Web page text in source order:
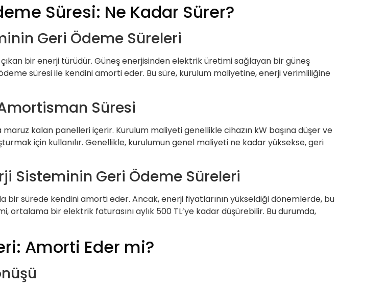
Süresi: Ne Kadar Sürer?
Geri Ödeme Süreleri
bir enerji türüdür. Güneş enerjisinden elektrik üretimi sağlayan bir güneş
süresi ile kendini amorti eder. Bu süre, kurulum maliyetine, enerji verimliliğine
Süresi
kalan panelleri içerir. Kurulum maliyeti genellikle cihazın kW başına düşer ve
için kullanılır. Genellikle, kurulumun genel maliyeti ne kadar yüksekse, geri
Sisteminin Geri Ödeme Süreleri
bir sürede kendini amorti eder. Ancak, enerji fiyatlarının yükseldiği dönemlerde, bu
ortalama bir elektrik faturasını aylık 500 TL’ye kadar düşürebilir. Bu durumda,
Amorti Eder mi?